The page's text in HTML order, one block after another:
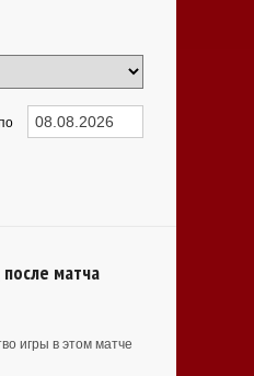
матча
игры в этом матче